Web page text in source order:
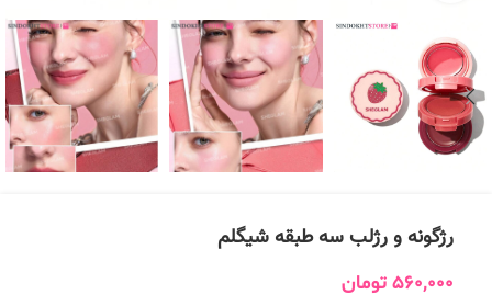
رژگونه و رژلب سه طبقه شیگلم
560,000 تومان